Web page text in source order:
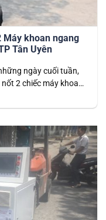
Máy khoan ngang
Tân Uyên
ngày cuối tuần,
2 chiếc máy khoan
tích hợp lưỡi cưa